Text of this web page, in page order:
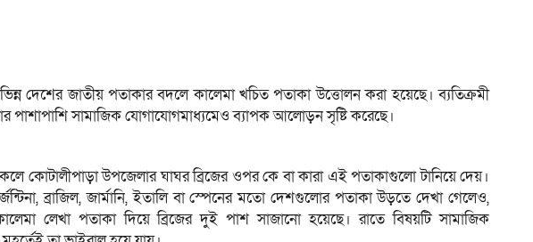
দেশের জাতীয় পতাকার বদলে কালেমা খচিত পতাকা উত্তোলন করা হয়েছে। ব্যতিক্রমী
পাশাপাশি সামাজিক যোগাযোগমাধ্যমেও ব্যাপক আলোড়ন সৃষ্টি করেছে।
কোটালীপাড়া উপজেলার ঘাঘর ব্রিজের ওপর কে বা কারা এই পতাকাগুলো টানিয়ে দেয়।
ব্রাজিল, জার্মানি, ইতালি বা স্পেনের মতো দেশগুলোর পতাকা উড়তে দেখা গেলেও,
লেখা পতাকা দিয়ে ব্রিজের দুই পাশ সাজানো হয়েছে। রাতে বিষয়টি সামাজিক